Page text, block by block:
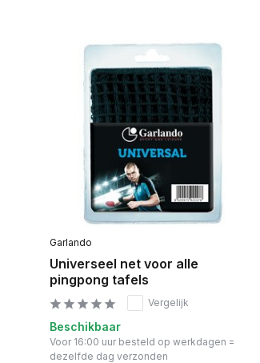
Garlando
Universeel net voor alle
pingpong tafels
Vergelijk
Beschikbaar
Voor 16:00 uur besteld op werkdagen =
dezelfde dag verzonden